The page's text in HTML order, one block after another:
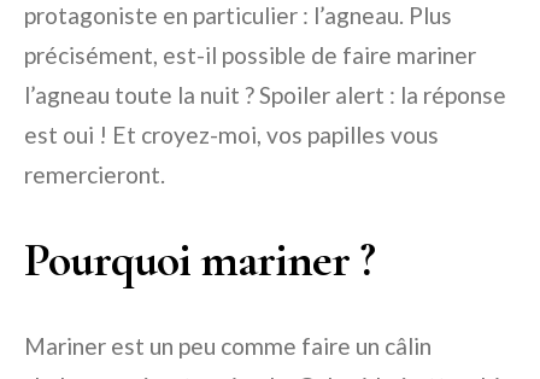
protagoniste en particulier : l’agneau. Plus
précisément, est-il possible de faire mariner
l’agneau toute la nuit ? Spoiler alert : la réponse
est oui ! Et croyez-moi, vos papilles vous
remercieront.
Pourquoi mariner ?
Mariner est un peu comme faire un câlin